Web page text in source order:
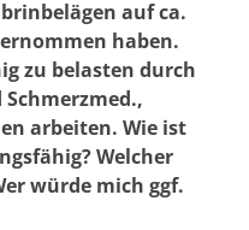
auf ca.
haben.
zu belasten durch
arbeiten. Wie ist
Welcher
würde mich ggf.